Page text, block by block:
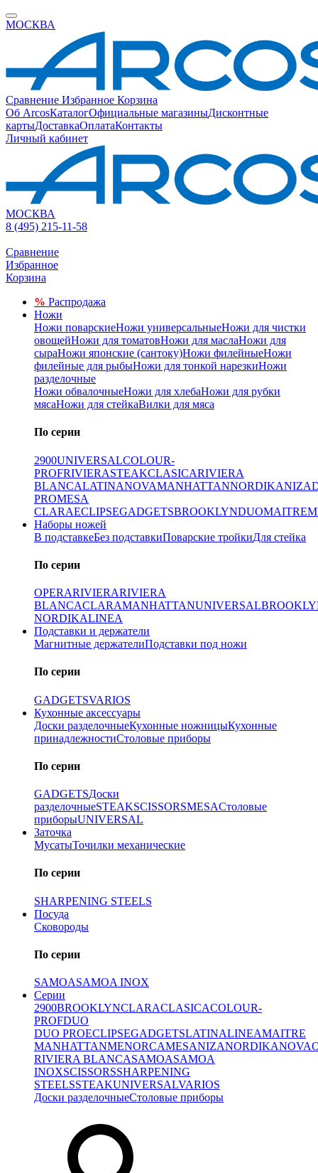
МОСКВА
Сравнение Избранное Корзина
Об ArcosКаталогОфициальные магазиныДисконтные
картыДоставкаОплатаКонтакты
Личный кабинет
МОСКВА
8 (495) 215-11-58
Сравнение
Избранное
Корзина
% Распродажа
Ножи
Ножи поварскиеНожи универсальныеНожи для чистки
овощейНожи для томатовНожи для маслаНожи для
сыраНожи японские (сантоку)Ножи филейныеНожи
филейные для рыбыНожи для тонкой нарезкиНожи
разделочные
Ножи обвалочныеНожи для хлебаНожи для рубки
мясаНожи для стейкаВилки для мяса
По серии
2900UNIVERSALCOLOUR-
PROFRIVIERASTEAKCLASICARIVIERA
BLANCALATINANOVAMANHATTANNORDIKANIZA
PROMESA
CLARAECLIPSEGADGETSBROOKLYNDUOMAITRE
Наборы ножей
В подставкеБез подставкиПоварские тройкиДля стейка
По серии
OPERARIVIERARIVIERA
BLANCACLARAMANHATTANUNIVERSAL
NORDIKALINEA
Подставки и держатели
Магнитные держателиПодставки под ножи
По серии
GADGETSVARIOS
Кухонные аксессуары
Доски разделочныеКухонные ножницыКухонные
принадлежностиСтоловые приборы
По серии
GADGETSДоски
разделочныеSTEAKSCISSORSMESAСтоловые
приборыUNIVERSAL
Заточка
МусатыТочилки механические
По серии
SHARPENING STEELS
Посуда
Сковороды
По серии
SAMOASAMOA INOX
Серии
2900BROOKLYNCLARACLASICACOLOUR-
PROFDUO
DUO PROECLIPSEGADGETSLATINALINEAMAITRE
MANHATTANMENORCAMESANIZANORDIKANOVA
RIVIERA BLANCASAMOASAMOA
INOXSCISSORSSHARPENING
STEELSSTEAKUNIVERSALVARIOS
Доски разделочныеСтоловые приборы